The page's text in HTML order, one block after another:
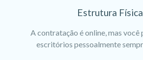
Estrutura Física
A contratação é online, mas você
escritórios pessoalmente